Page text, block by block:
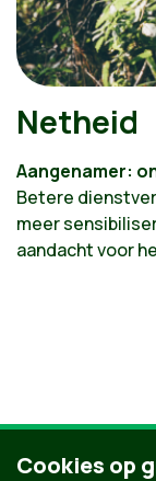
Netheid
Aangenamer:
Betere
meer
aandacht voor
Cookies op